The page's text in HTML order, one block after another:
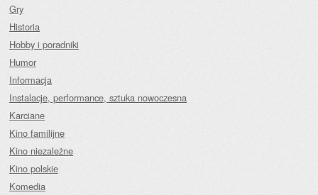
Gry
Historia
Hobby i poradniki
Humor
Informacja
Instalacje, performance, sztuka nowoczesna
Karciane
Kino familijne
Kino niezależne
Kino polskie
Komedia